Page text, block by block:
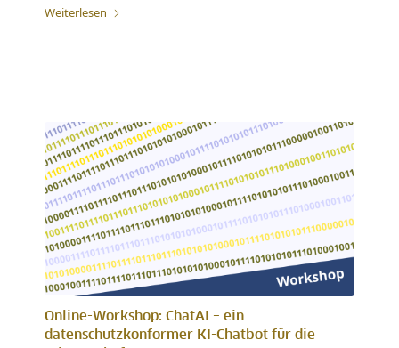
Weiterlesen
Online-Workshop: ChatAI – ein
datenschutzkonformer KI-Chatbot für die